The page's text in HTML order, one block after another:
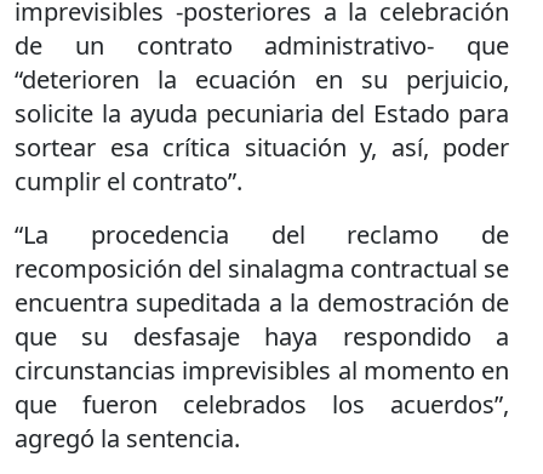
imprevisibles -posteriores a la celebración
de un contrato administrativo- que
“deterioren la ecuación en su perjuicio,
solicite la ayuda pecuniaria del Estado para
sortear esa crítica situación y, así, poder
cumplir el contrato”.
“La procedencia del reclamo de
recomposición del sinalagma contractual se
encuentra supeditada a la demostración de
que su desfasaje haya respondido a
circunstancias imprevisibles al momento en
que fueron celebrados los acuerdos”,
agregó la sentencia.